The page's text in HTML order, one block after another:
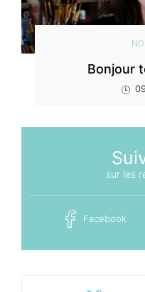
Bonjour
sur les
Facebook